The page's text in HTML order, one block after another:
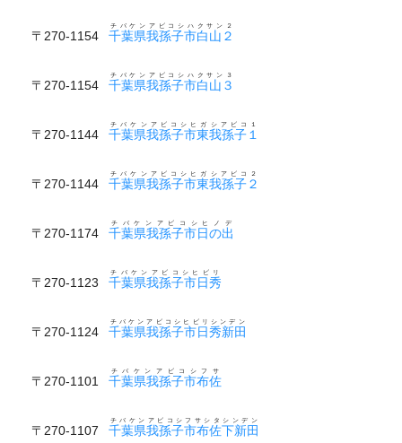
〒270-1154 千葉県我孫子市白山２
チバケンアビコシハクサン２
〒270-1154 千葉県我孫子市白山３
チバケンアビコシハクサン３
〒270-1144 千葉県我孫子市東我孫子１
チバケンアビコシヒガシアビコ１
〒270-1144 千葉県我孫子市東我孫子２
チバケンアビコシヒガシアビコ２
〒270-1174 千葉県我孫子市日の出
チバケンアビコシヒノデ
〒270-1123 千葉県我孫子市日秀
チバケンアビコシヒビリ
〒270-1124 千葉県我孫子市日秀新田
チバケンアビコシヒビリシンデン
〒270-1101 千葉県我孫子市布佐
チバケンアビコシフサ
〒270-1107 千葉県我孫子市布佐下新田
チバケンアビコシフサシタシンデン